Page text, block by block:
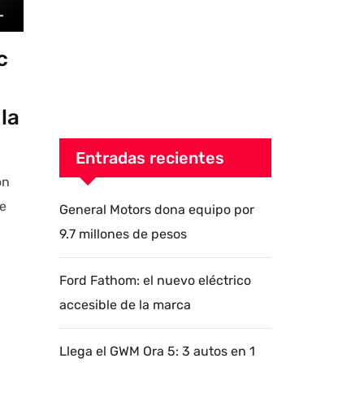
Entradas recientes
General Motors dona equipo por
9.7 millones de pesos
Ford Fathom: el nuevo eléctrico
accesible de la marca
Llega el GWM Ora 5: 3 autos en 1